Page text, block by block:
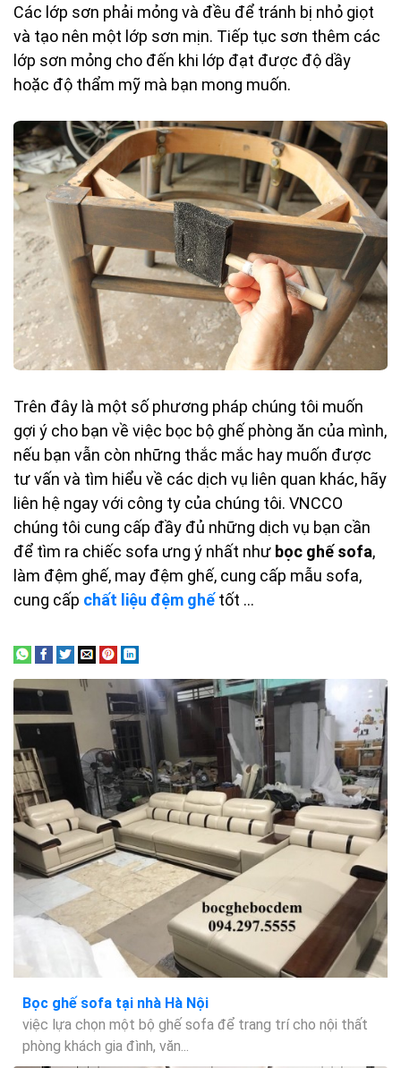
Các lớp sơn phải mỏng và đều để tránh bị nhỏ giọt
và tạo nên một lớp sơn mịn. Tiếp tục sơn thêm các
lớp sơn mỏng cho đến khi lớp đạt được độ dầy
hoặc độ thẩm mỹ mà bạn mong muốn.
Trên đây là một số phương pháp chúng tôi muốn
gợi ý cho bạn về việc bọc bộ ghế phòng ăn của mình,
nếu bạn vẫn còn những thắc mắc hay muốn được
tư vấn và tìm hiểu về các dịch vụ liên quan khác, hãy
liên hệ ngay với công ty của chúng tôi. VNCCO
chúng tôi cung cấp đầy đủ những dịch vụ bạn cần
để tìm ra chiếc sofa ưng ý nhất như bọc ghế sofa,
làm đệm ghế, may đệm ghế, cung cấp mẫu sofa,
cung cấp chất liệu đệm ghếtốt …
Bọc ghế sofa tại nhà Hà Nội
việc lựa chọn một bộ ghế sofa để trang trí cho nội thất
phòng khách gia đình, văn...